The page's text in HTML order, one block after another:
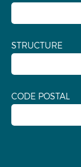
STRUCTURE
CODE POSTAL